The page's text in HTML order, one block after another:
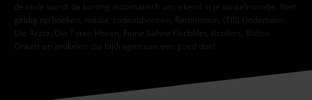
de code wordt de korting automatisch verrekend in je winkelmandje. Niet
geldig op boeken, media, cadeaubonnen, Rammstein, (Till) Lindemann,
Die Ärzte, Die Toten Hosen, Feine Sahne Fischfilet, Broilers, Böhse
Onkelz en artikelen die bijdragen aan een goed doel.